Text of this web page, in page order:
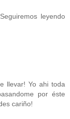
leyendo
llevar! Yo ahi toda
por éste
cariño!